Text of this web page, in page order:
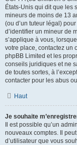
États-Unis qui dit que les
mineurs de moins de 13
(ou d’un tuteur légal)
d’identifier un mineur de
s’applique à vous,
votre place, contactez un
phpBB Limited et les
conseils juridiques et ne
de toutes sortes, à
contacter pour les abus
Haut
Je souhaite
Il est possible qu’un
nouveaux comptes. Il
d’utilisateur que vous